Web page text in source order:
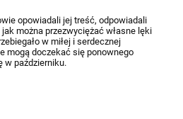
opowiadali jej treść, odpowiadali
można przezwyciężać własne lęki
w miłej i serdecznej
mogą doczekać się ponownego
w październiku.